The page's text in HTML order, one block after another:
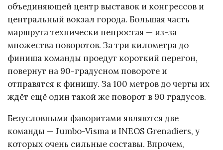
объединяющей центр выставок и конгрессов и
центральный вокзал города. Большая часть
маршрута технически непростая — из-за
множества поворотов. За три километра до
финиша команды проедут короткий перегон,
повернут на 90-градусном повороте и
отправятся к финишу. За 100 метров до черты их
ждёт ещё один такой же поворот в 90 градусов.
Безусловными фаворитами являются две
команды — Jumbo-Visma и INEOS Grenadiers, у
которых очень сильные составы. Впрочем,